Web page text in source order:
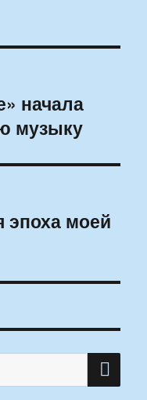
начала
музыку
эпоха моей